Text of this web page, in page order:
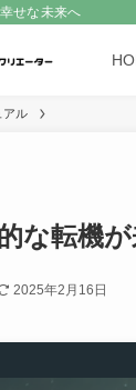
せな未来へ
アル
な転機
2025年2月16日